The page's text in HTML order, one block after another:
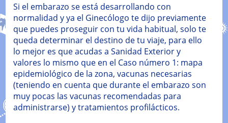
Si el embarazo se está desarrollando con
normalidad y ya el Ginecólogo te dijo previamente
que puedes proseguir con tu vida habitual, solo te
queda determinar el destino de tu viaje, para ello
lo mejor es que acudas a Sanidad Exterior y
valores lo mismo que en el Caso número 1: mapa
epidemiológico de la zona, vacunas necesarias
(teniendo en cuenta que durante el embarazo son
muy pocas las vacunas recomendadas para
administrarse) y tratamientos profilácticos.